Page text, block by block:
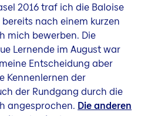
2016 traf ich die Baloise
nach einem kurzen
mich bewerben. Die
Lernende im August war
Entscheidung aber
Kennenlernen der
der Rundgang durch die
angesprochen. Die anderen